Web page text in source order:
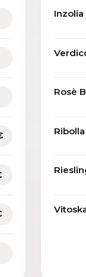
Rosè